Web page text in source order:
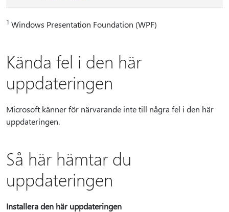
1 Windows Presentation Foundation (WPF)
Kända fel i den här
uppdateringen
Microsoft känner för närvarande inte till några fel i den här
uppdateringen.
Så här hämtar du
uppdateringen
Installera den här uppdateringen